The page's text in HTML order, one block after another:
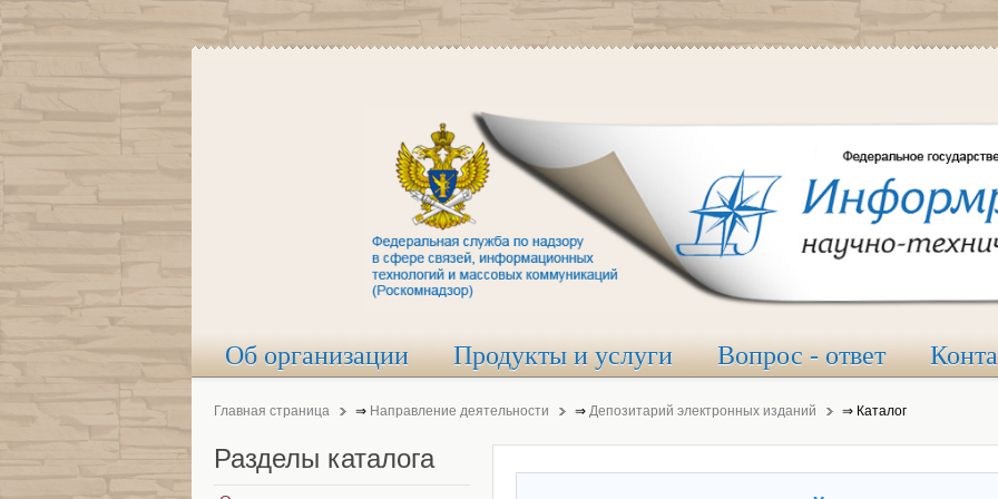
Об организации Продукты и услуги Вопрос - ответ
Главная страница ⇒ Направление деятельности ⇒ Депозитарий электронных изданий ⇒ Каталог
Разделы каталога